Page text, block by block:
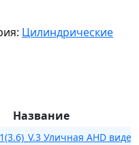
Цилиндрические
Название
Уличная AHD